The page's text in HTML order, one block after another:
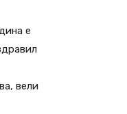
е
вели